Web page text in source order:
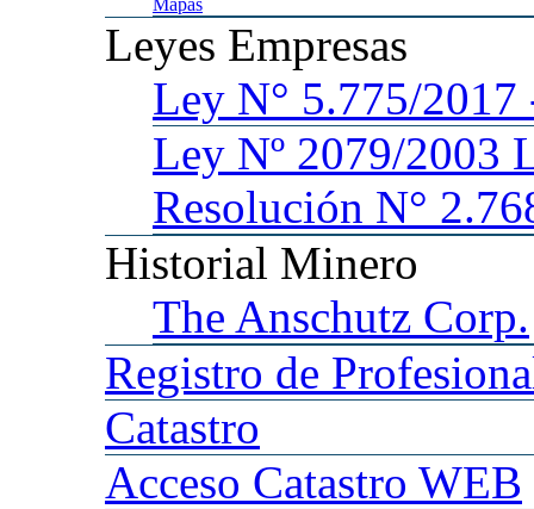
Mapas
Leyes Empresas
Ley N° 5.775/
Ley Nº 2079/2003
Resolución N°
Historial Minero
The Anschutz Corp.
Registro de
Catastro
Acceso Catastro WEB